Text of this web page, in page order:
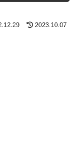
2023.10.07